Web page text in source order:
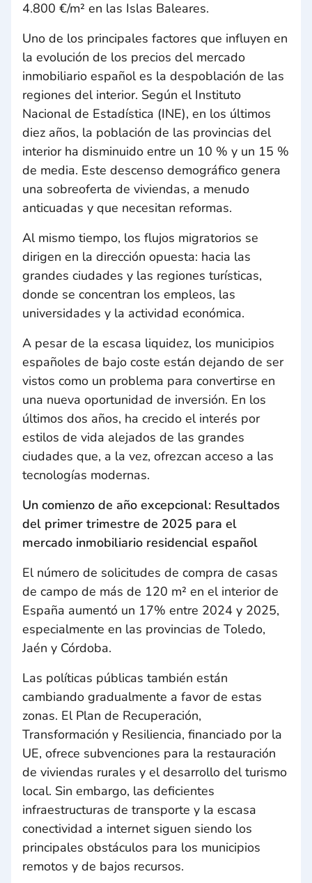
4.800 €/m² en las Islas Baleares.
Uno de los principales factores que influyen en
la evolución de los precios del mercado
inmobiliario español es la despoblación de las
regiones del interior. Según el Instituto
Nacional de Estadística (INE), en los últimos
diez años, la población de las provincias del
interior ha disminuido entre un 10 % y un 15 %
de media. Este descenso demográfico genera
una sobreoferta de viviendas, a menudo
anticuadas y que necesitan reformas.
Al mismo tiempo, los flujos migratorios se
dirigen en la dirección opuesta: hacia las
grandes ciudades y las regiones turísticas,
donde se concentran los empleos, las
universidades y la actividad económica.
A pesar de la escasa liquidez, los municipios
españoles de bajo coste están dejando de ser
vistos como un problema para convertirse en
una nueva oportunidad de inversión. En los
últimos dos años, ha crecido el interés por
estilos de vida alejados de las grandes
ciudades que, a la vez, ofrezcan acceso a las
tecnologías modernas.
Un comienzo de año excepcional: Resultados
del primer trimestre de 2025 para el
mercado inmobiliario residencial español
El número de solicitudes de compra de casas
de campo de más de 120 m² en el interior de
España aumentó un 17% entre 2024 y 2025,
especialmente en las provincias de Toledo,
Jaén y Córdoba.
Las políticas públicas también están
cambiando gradualmente a favor de estas
zonas. El Plan de Recuperación,
Transformación y Resiliencia, financiado por la
UE, ofrece subvenciones para la restauración
de viviendas rurales y el desarrollo del turismo
local. Sin embargo, las deficientes
infraestructuras de transporte y la escasa
conectividad a internet siguen siendo los
principales obstáculos para los municipios
remotos y de bajos recursos.